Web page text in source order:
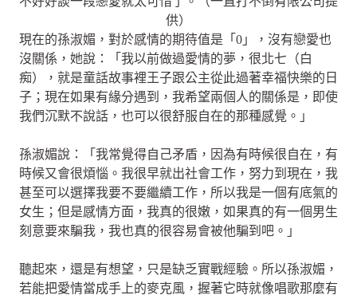
供）
現在的孫淑媚，對於感情的期待值是「0」，沒有戀愛也
沒關係，她說：「我以前做過愛情的夢，很北七（白
痴），就是童話故事裡王子跟公主從此過著幸福快樂的日
子；現在如果有緣分遇到，我希望兩個人的關係是，即使
我們沉默不說話，也可以很舒服自在的那種感覺。」
孫淑媚說：「我常覺得自己矛盾，因為有時候很自在，有
時候又會很煩惱。我很早就出社會工作，努力到現在，我
甚至可以選擇我要不要繼續工作，所以我是一個有底氣的
女生；但是感情方面，我真的很嫩，如果真的有一個男生
刻意要來騙我，我也真的很容易會被他騙到吧。」
聽起來，還是有想望，只是缺乏實戰經驗。所以孫淑媚，
若能把愛情當成手上的麥克風，握著它時就像唱歌那麼有